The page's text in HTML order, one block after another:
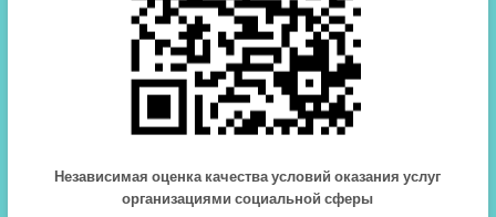
Независимая оценка качества условий оказания услуг
организациями социальной сферы